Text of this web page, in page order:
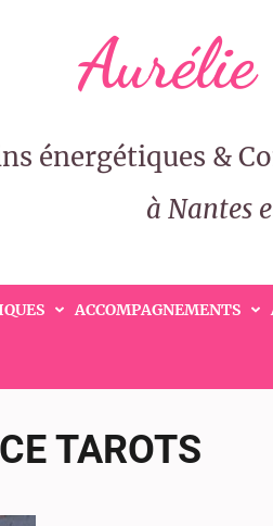
énergétiques &
à Nantes
ACCOMPAGNEMENTS
TAROTS